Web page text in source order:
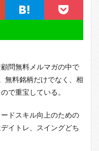
問無料メルマガの中で
無料銘柄だけでなく、相
で重宝している。
ドスキル向上のための
イトレ、スイングどち